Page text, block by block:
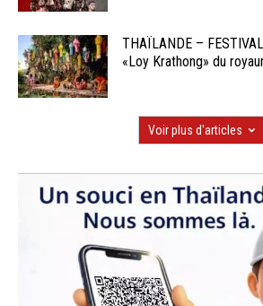
THAÏLANDE –
«Loy Krathong» du
Voir plus d'articles